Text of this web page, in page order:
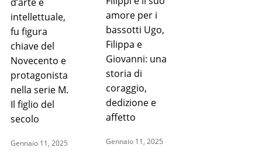
intellettuale,
fu figura
chiave del
Novecento e
protagonista
nella serie M.
Il figlio del
secolo
Gennaio 11, 2025
amore per i
bassotti Ugo,
Filippa e
Giovanni: una
storia di
coraggio,
dedizione e
affetto
Gennaio 11, 2025